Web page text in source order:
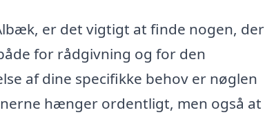
er det vigtigt at finde nogen, der
for rådgivning og for den
af dine specifikke behov er nøglen
hænger ordentligt, men også at